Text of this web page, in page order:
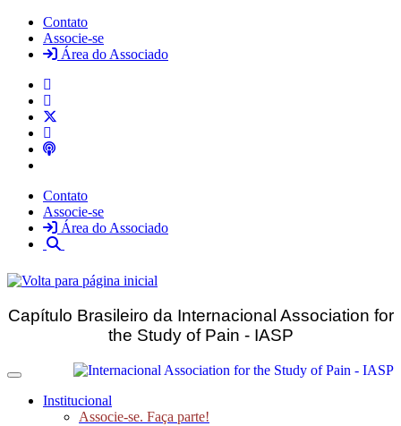
Contato
Associe-se
Área do Associado
Contato
Associe-se
Área do Associado
Capítulo Brasileiro da Internacional Association for
the Study of Pain - IASP
Toggle navigation
Institucional
Associe-se. Faça parte!